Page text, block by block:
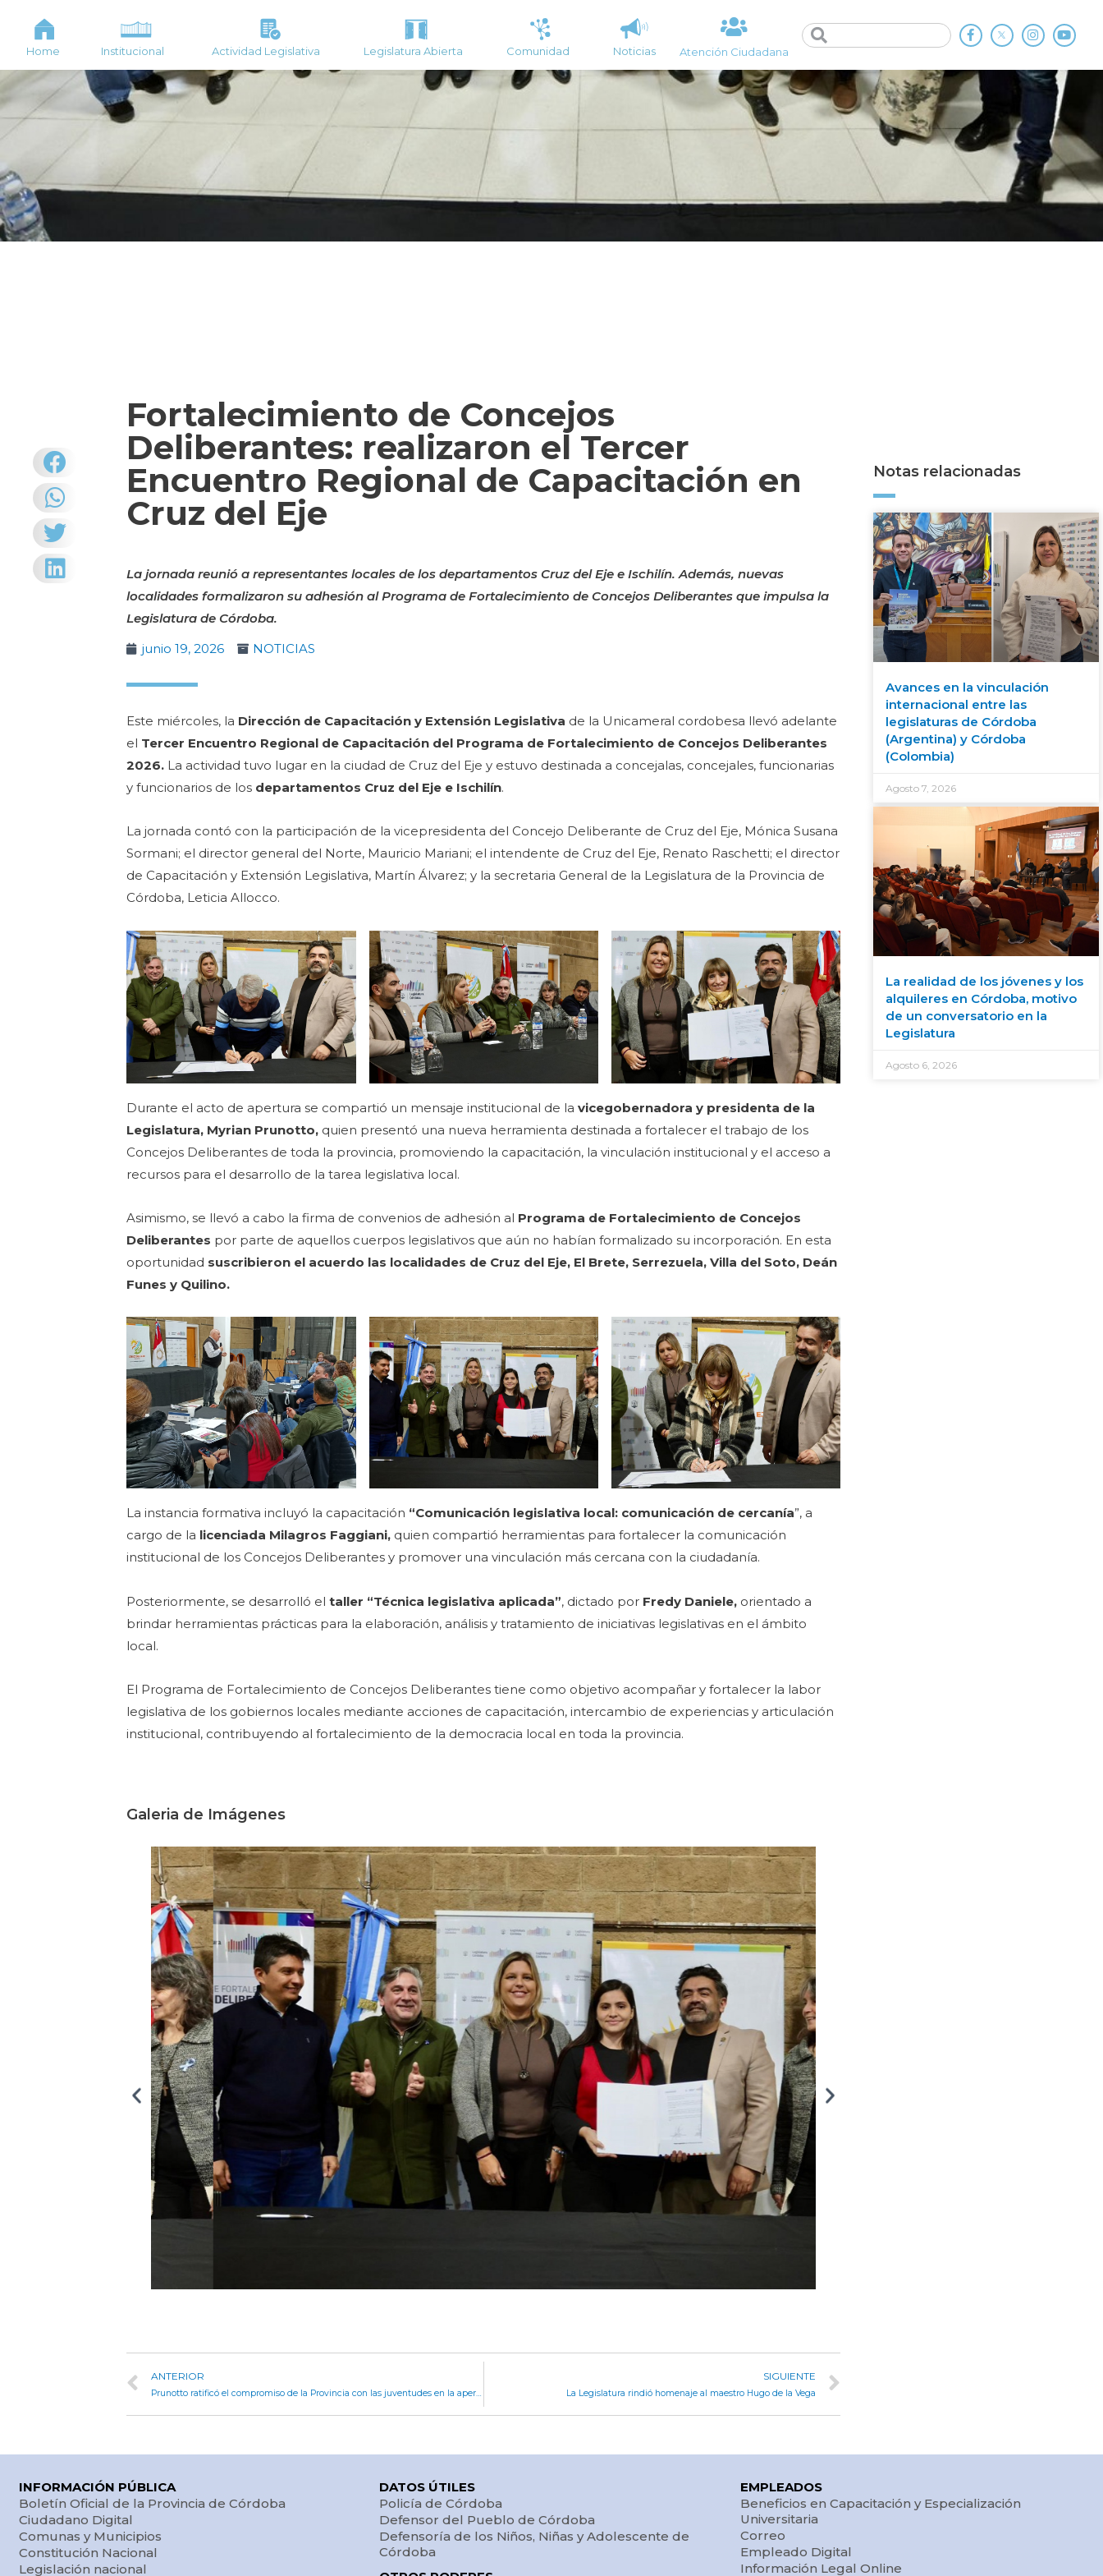
Home Institucional Actividad Legislativa Legislatura Abierta Comunidad Noticias Atención Ciudadana
Fortalecimiento de Concejos
Deliberantes: realizaron el Tercer
Encuentro Regional de Capacitación en
Cruz del Eje
La jornada reunió a representantes locales de los departamentos Cruz del Eje e Ischilín. Además, nuevas
localidades formalizaron su adhesión al Programa de Fortalecimiento de Concejos Deliberantes que impulsa la
Legislatura de Córdoba.
junio 19, 2026
NOTICIAS
Este miércoles, la Dirección de Capacitación y Extensión Legislativa de la Unicameral cordobesa llevó adelante
el Tercer Encuentro Regional de Capacitación del Programa de Fortalecimiento de Concejos Deliberantes
2026. La actividad tuvo lugar en la ciudad de Cruz del Eje y estuvo destinada a concejalas, concejales, funcionarias
y funcionarios de los departamentos Cruz del Eje e Ischilín.
La jornada contó con la participación de la vicepresidenta del Concejo Deliberante de Cruz del Eje, Mónica Susana
Sormani; el director general del Norte, Mauricio Mariani; el intendente de Cruz del Eje, Renato Raschetti; el director
de Capacitación y Extensión Legislativa, Martín Álvarez; y la secretaria General de la Legislatura de la Provincia de
Córdoba, Leticia Allocco.
Durante el acto de apertura se compartió un mensaje institucional de lavicegobernadora y presidenta de la
Legislatura, Myrian Prunotto, quien presentó una nueva herramienta destinada a fortalecer el trabajo de los
Concejos Deliberantes de toda la provincia, promoviendo la capacitación, la vinculación institucional y el acceso a
recursos para el desarrollo de la tarea legislativa local.
Asimismo, se llevó a cabo la firma de convenios de adhesión al Programa de Fortalecimiento de Concejos
Deliberantes por parte de aquellos cuerpos legislativos que aún no habían formalizado su incorporación. En esta
oportunidad suscribieron el acuerdo las localidades de Cruz del Eje, El Brete, Serrezuela, Villa del Soto, Deán
Funes y Quilino.
La instancia formativa incluyó la capacitación “Comunicación legislativa local: comunicación de cercanía”, a
cargo de la licenciada Milagros Faggiani, quien compartió herramientas para fortalecer la comunicación
institucional de los Concejos Deliberantes y promover una vinculación más cercana con la ciudadanía.
Posteriormente, se desarrolló eltaller “Técnica legislativa aplicada”, dictado por Fredy Daniele, orientado a
brindar herramientas prácticas para la elaboración, análisis y tratamiento de iniciativas legislativas en el ámbito
local.
El Programa de Fortalecimiento de Concejos Deliberantes tiene como objetivo acompañar y fortalecer la labor
legislativa de los gobiernos locales mediante acciones de capacitación, intercambio de experiencias y articulación
institucional, contribuyendo al fortalecimiento de la democracia local en toda la provincia.
Galeria de Imágenes
ANTERIOR
Prunotto ratificó el compromiso de la Provincia con las juventudes en la apertura del Festival Mundial de Teatro Adolescente
SIGUIENTE
La Legislatura rindió homenaje al maestro Hugo de la Vega
Notas relacionadas
Avances en la vinculación
internacional entre las
legislaturas de Córdoba
(Argentina) y Córdoba
(Colombia)
Agosto 7, 2026
La realidad de los jóvenes y los
alquileres en Córdoba, motivo
de un conversatorio en la
Legislatura
Agosto 6, 2026
INFORMACIÓN PÚBLICA
Boletín Oficial de la Provincia de Córdoba
Ciudadano Digital
Comunas y Municipios
Constitución Nacional
Legislación nacional
DATOS ÚTILES
Policía de Córdoba
Defensor del Pueblo de Córdoba
Defensoría de los Niños, Niñas y Adolescente de
Córdoba
EMPLEADOS
Beneficios en Capacitación y Especialización
Universitaria
Correo
Empleado Digital
Información Legal Online